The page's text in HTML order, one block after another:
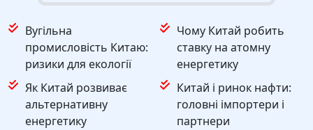
Вугільна
промисловість Китаю:
ризики для екології
Чому Китай робить
ставку на атомну
енергетику
Як Китай розвиває
альтернативну
енергетику
Китай і ринок нафти:
головні імпортери і
партнери